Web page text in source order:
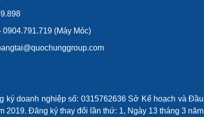
(Máy Móc)
ký doanh nghiệp số: 0315762636 Sở Kế hoạch và Đầu
2019. Đăng ký thay đổi lần thứ: 1, Ngày 13 tháng 3 năm